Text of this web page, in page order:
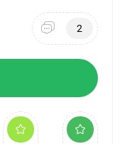
2